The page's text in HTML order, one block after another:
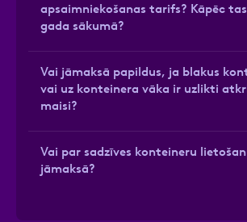
apsaimniekošanas tarifs? Kāpēc
gada sākumā?
Vai jāmaksā papildus, ja blakus
vai uz konteinera vāka ir uzlikti
maisi?
Vai par sadzīves konteineru
jāmaksā?